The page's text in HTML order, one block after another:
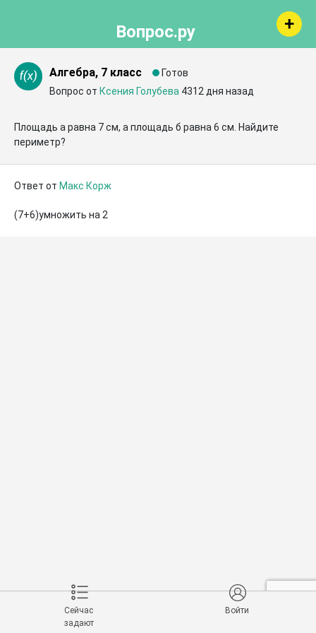
Вопрос.ру
Алгебра, 7 класс
Готов
Вопрос от Ксения Голубева 4312 дня назад
Площадь а равна 7 см, а площадь б равна 6 см. Найдите
периметр?
Ответ от Макс Корж
(7+6)умножить на 2
Сейчас
задают
Войти